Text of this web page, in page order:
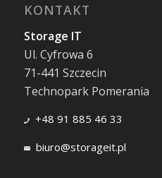
KONTAKT
Storage IT
Ul. Cyfrowa 6
71-441 Szczecin
Technopark Pomerania
+48 91 885 46 33
biuro@storageit.pl